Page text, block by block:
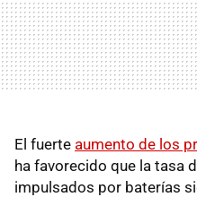
El fuerte aumento de los
ha favorecido que la tasa
impulsados por baterías